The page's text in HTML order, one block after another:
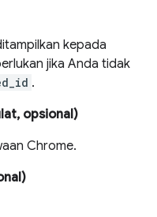
kepada
jika Anda tidak
.
opsional)
Chrome.